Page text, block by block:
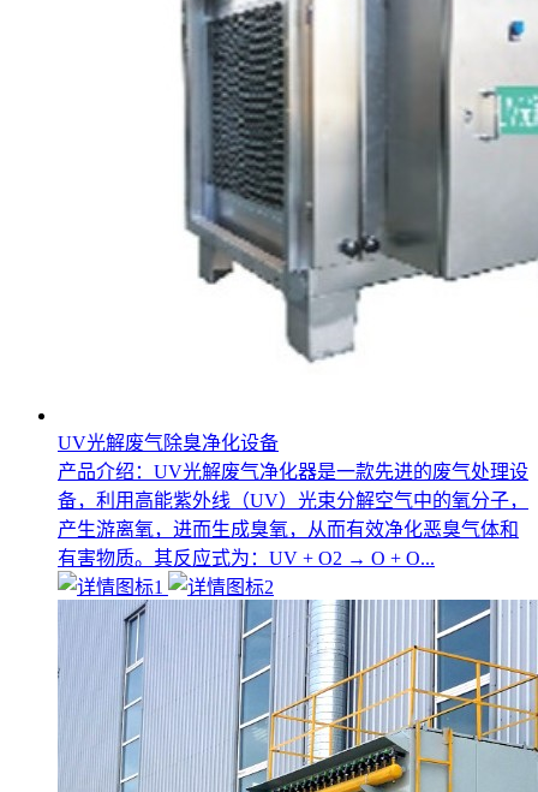
UV光解废气除臭净化设备
产品介绍：UV光解废气净化器是一款先进的废气处理设
备，利用高能紫外线（UV）光束分解空气中的氧分子，
产生游离氧，进而生成臭氧，从而有效净化恶臭气体和
有害物质。其反应式为：UV + O2 → O + O...